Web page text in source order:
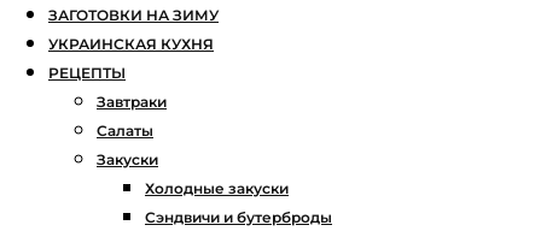
ЗАГОТОВКИ НА ЗИМУ
УКРАИНСКАЯ КУХНЯ
РЕЦЕПТЫ
Завтраки
Салаты
Закуски
Холодные закуски
Сэндвичи и бутерброды